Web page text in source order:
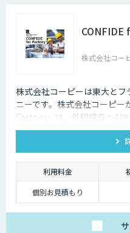
株式会社コー
株式会社コーピーは東大と
ニーです。株式会社コーピ
Factory」は、外観検査へAI
ル不足でAIの学習や検証が
サンプルから多数のNGサン
提供を開始しております。
利用料金
個別お見積もり